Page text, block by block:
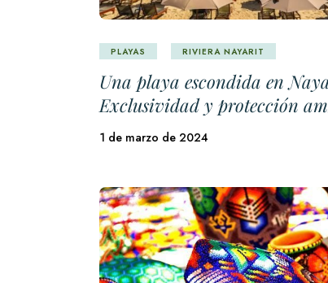
PLAYAS RIVIERA NAYARIT
Una playa escondida en
Exclusividad y protección
1 de marzo de 2024